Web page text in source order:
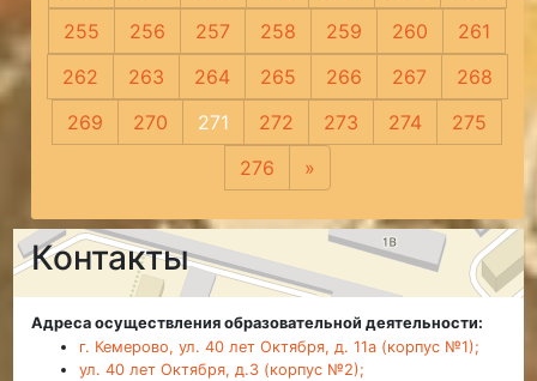
255
256 257 258 259 260
261
262
263 264 265 266 267
268
269
270 271 272 273 274
275
276
»
Контакты
Адреса осуществления образовательной деятельности:
г. Кемерово, ул. 40 лет Октября, д. 11а (корпус №1);
ул. 40 лет Октября, д.3 (корпус №2);